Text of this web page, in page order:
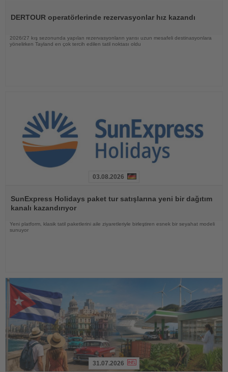
DERTOUR operatörlerinde rezervasyonlar hız kazandı
2026/27 kış sezonunda yapılan rezervasyonların yarısı uzun mesafeli destinasyonlara
yönelirken Tayland en çok tercih edilen tatil noktası oldu
Oku
03.08.2026
SunExpress Holidays paket tur satışlarına yeni bir dağıtım
kanalı kazandırıyor
Yeni platform, klasik tatil paketlerini aile ziyaretleriyle birleştiren esnek bir seyahat modeli
sunuyor
31.07.2026